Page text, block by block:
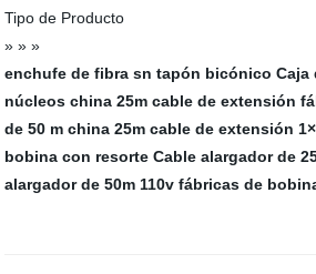
Tipo de Producto
» » »
enchufe de fibra sn tapón bicónico Caja
núcleos china 25m cable de extensión
de 50 m china 25m cable de extensión
bobina con resorte Cable alargador de
alargador de 50m 110v fábricas de